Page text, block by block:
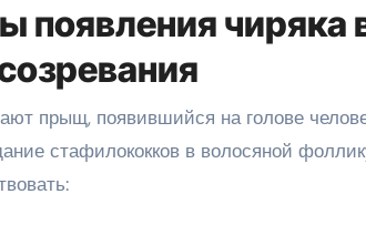
появления чиряка
прыщ, появившийся на голове
стафилококков в волосяной